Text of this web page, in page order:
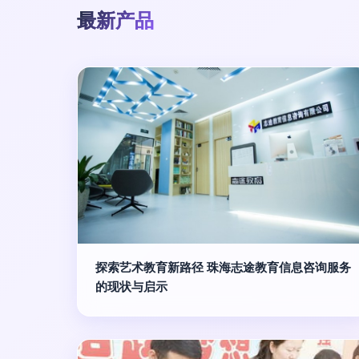
最新产品
探索艺术教育新路径 珠海志途教育信息咨询服务
的现状与启示